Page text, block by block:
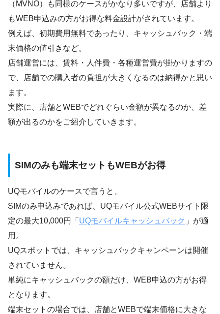
（MVNO）も同様のケースがかなり多いですが、店舗より
もWEB申込みの方がお得な料金設計がされています。
例えば、初期費用無料であったり、キャッシュバック・端
末価格の値引きなど。
店舗運営には、賃料・人件費・各種運営費が掛かりますの
で、店舗での購入者の負担が大きくなるのは納得かと思い
ます。
実際に、店舗とWEBでどれぐらい金額が異なるのか、差
額が出るのかをご紹介していきます。
SIMのみも端末セットもWEBがお得
UQモバイルのケースで言うと、
SIMのみ申込みであれば、UQモバイル公式WEBサイト限
定の最大10,000円「 UQモバイルキャッシュバック 」が適
用。
UQスポットでは、キャッシュバックキャンペーンは開催
されていません。
単純にキャッシュバックの額だけ、WEB申込の方がお得
となります。
端末セットの場合では、店舗とWEBで端末価格に大きな